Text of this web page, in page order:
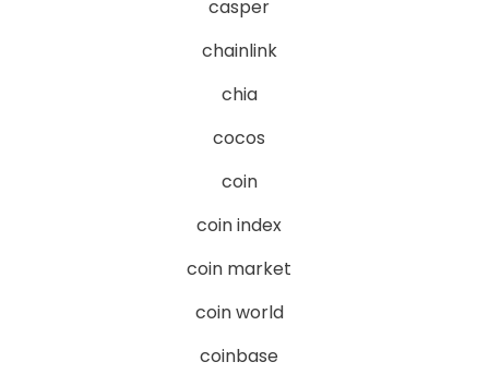
casper
chainlink
chia
cocos
coin
coin index
coin market
coin world
coinbase